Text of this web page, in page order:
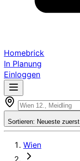
Homebrick
In Planung
Einloggen
Sortieren: Neueste zuerst
Wien